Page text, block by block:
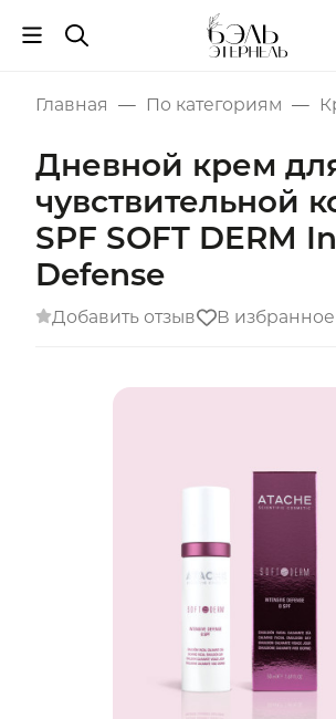
Главная По категориям
Дневной крем
чувствительной
SPF SOFT DERM
Defense
Добавить отзыв В избранное